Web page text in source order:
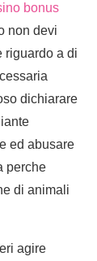
bonus
non devi
riguardo a di
dichiarare
ed abusare
perche
di animali
agire